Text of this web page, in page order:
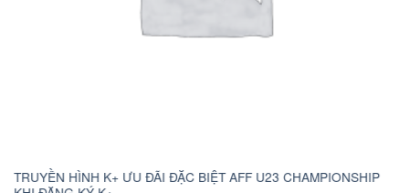
ĐÃI ĐẶC BIỆT AFF U23 CHAMPIONSHIP
camera wifi xoay 360